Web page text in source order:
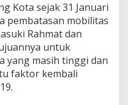
Kota sejak 31 Januari
pembatasan mobilitas
Rahmat dan
untuk
yang masih tinggi dan
faktor kembali